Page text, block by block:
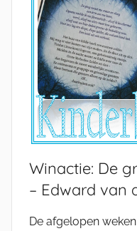
Winactie: De
– Edward van
De afgelopen